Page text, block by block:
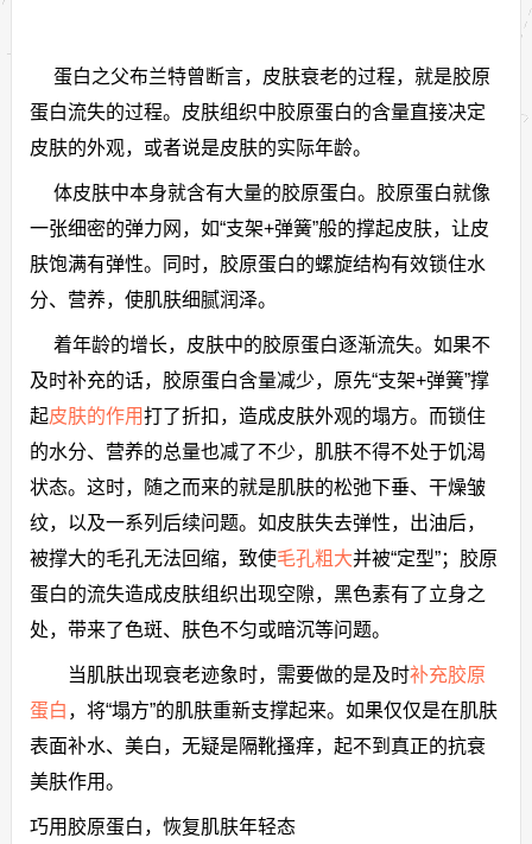
蛋白之父布兰特曾断言，皮肤衰老的过程，就是胶原
蛋白流失的过程。皮肤组织中胶原蛋白的含量直接决定
皮肤的外观，或者说是皮肤的实际年龄。
体皮肤中本身就含有大量的胶原蛋白。胶原蛋白就像
一张细密的弹力网，如“支架+弹簧”般的撑起皮肤，让皮
肤饱满有弹性。同时，胶原蛋白的螺旋结构有效锁住水
分、营养，使肌肤细腻润泽。
着年龄的增长，皮肤中的胶原蛋白逐渐流失。如果不
及时补充的话，胶原蛋白含量减少，原先“支架+弹簧”撑
起皮肤的作用打了折扣，造成皮肤外观的塌方。而锁住
的水分、营养的总量也减了不少，肌肤不得不处于饥渴
状态。这时，随之而来的就是肌肤的松弛下垂、干燥皱
纹，以及一系列后续问题。如皮肤失去弹性，出油后，
被撑大的毛孔无法回缩，致使毛孔粗大并被“定型”；胶原
蛋白的流失造成皮肤组织出现空隙，黑色素有了立身之
处，带来了色斑、肤色不匀或暗沉等问题。
当肌肤出现衰老迹象时，需要做的是及时补充胶原
蛋白 ，将“塌方”的肌肤重新支撑起来。如果仅仅是在肌肤
表面补水、美白，无疑是隔靴搔痒，起不到真正的抗衰
美肤作用。
巧用胶原蛋白，恢复肌肤年轻态